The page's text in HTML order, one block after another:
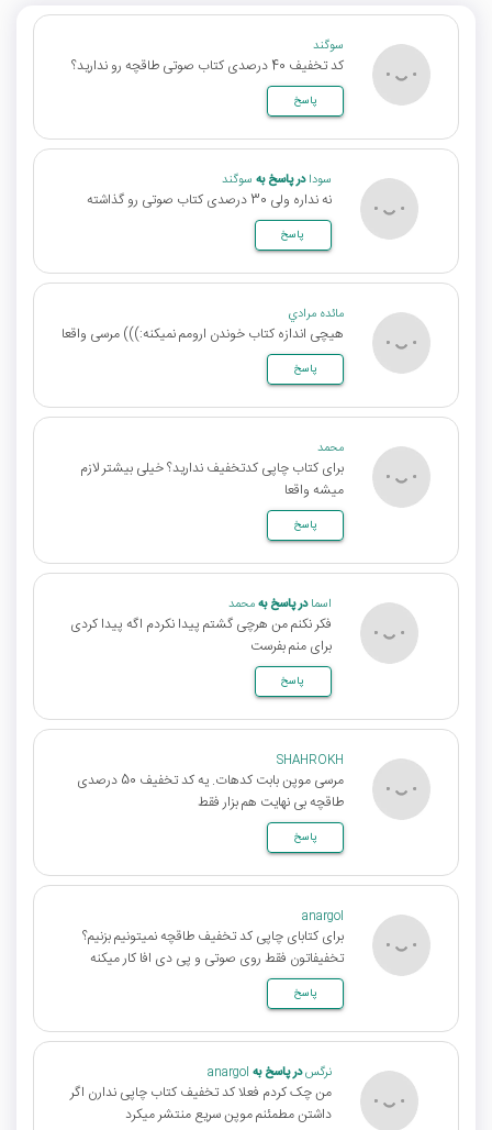
سوگند
کد تخفیف 40 درصدی کتاب صوتی طاقچه رو ندارید؟
پاسخ
سودادر پاسخ به سوگند
نه نداره ولی 30 درصدی کتاب صوتی رو گذاشته
پاسخ
مائده مرادي
هیچی اندازه کتاب خوندن ارومم نمیکنه:))) مرسی واقعا
پاسخ
محمد
برای کتاب چاپی کدتخفیف ندارید؟ خیلی بیشتر لازم
میشه واقعا
پاسخ
اسمادر پاسخ بهمحمد
فکر نکنم من هرچی گشتم پیدا نکردم اگه پیدا کردی
برای منم بفرست
پاسخ
SHAHROKH
مرسی موپن بابت کدهات. یه کد تخفیف 50 درصدی
طاقچه بی نهایت هم بزار فقط
پاسخ
anargol
برای کتابای چاپی کد تخفیف طاقچه نمیتونیم بزنیم؟
تخفیفاتون فقط روی صوتی و پی دی افا کار میکنه
پاسخ
نرگسدر پاسخ به
من چک کردم فعلا کد تخفیف کتاب چاپی ندارن اگر
داشتن مطمئنم موپن سریع منتشر میکرد